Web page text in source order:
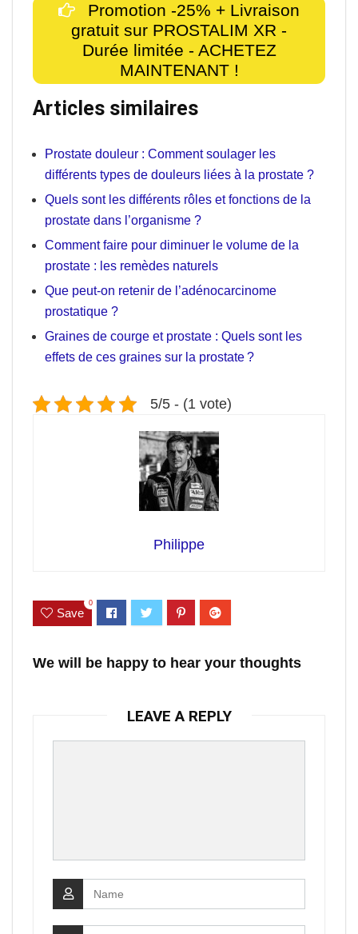
Promotion -25% + Livraison
gratuit sur PROSTALIM XR -
Durée limitée - ACHETEZ
MAINTENANT !
Articles similaires
Prostate douleur : Comment soulager les
différents types de douleurs liées à la prostate ?
Quels sont les différents rôles et fonctions de la
prostate dans l’organisme ?
Comment faire pour diminuer le volume de la
prostate : les remèdes naturels
Que peut-on retenir de l’adénocarcinome
prostatique ?
Graines de courge et prostate : Quels sont les
effets de ces graines sur la prostate ?
5/5 - (1 vote)
Philippe
Save
0
We will be happy to hear your thoughts
LEAVE A REPLY